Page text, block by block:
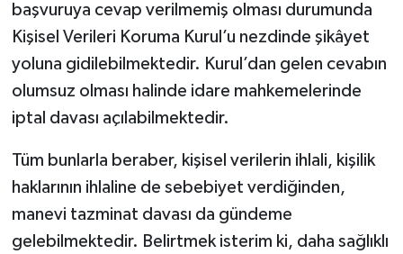
başvuruya cevap verilmemiş olması durumunda
Kişisel Verileri Koruma Kurul’u nezdinde şikâyet
yoluna gidilebilmektedir. Kurul’dan gelen cevabın
olumsuz olması halinde idare mahkemelerinde
iptal davası açılabilmektedir.
Tüm bunlarla beraber, kişisel verilerin ihlali, kişilik
haklarının ihlaline de sebebiyet verdiğinden,
manevi tazminat davası da gündeme
gelebilmektedir. Belirtmek isterim ki, daha sağlıklı